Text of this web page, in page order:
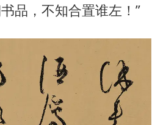
品，不知合置谁左！”